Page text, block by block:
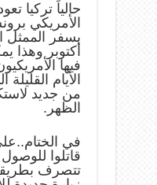
حالياً تركيا
الأمريكي
أكتوبر وهذا
فيها
الأيام
من جديد
الظهر.
في
قاتلوا للوصول
تتصرف بطريقة